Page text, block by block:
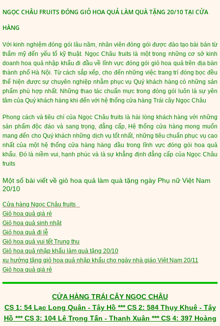
NGỌC CHÂU FRUITS ĐÓNG GIỎ HOA QUẢ LÀM QUÀ TẶNG 20/10 TẠI CỬA
HÀNG
Với kinh nghiệm đóng gói lâu năm, nhân viên đóng gói được đào tạo bài bản từ
thẩm mỹ đến yếu tố kỹ thuật. Ngọc Châu fruits là một trong những cơ sở kinh
doanh hoa quả nhập khẩu đi đầu về lĩnh vực đóng gói giỏ hoa quả trên địa bàn
thành phố Hà Nội. Từ cách sắp xếp, cho đến những việc trang trí đóng bọc đều
thể hiện được sự chuyên nghiệp nhằm phục vụ Quý khách hàng có những sản
phẩm phù hợp nhất. Những thao tác chuẩn mực trong đóng gói luôn là sự yên
tâm của Quý khách hàng khi đến với hệ thống cửa hàng Trái cây Ngọc Châu
Phong cách và tiêu chí của Ngọc Châu fruits là hài lòng khách hàng với những
sản phẩm độc đáo và sang trọng, đẳng cấp, Hệ thống cửa hàng mong muốn
mang đến cho Quý khách những dịch vụ tốt nhất, những tiêu chuẩn phục vụ cao
nhất của một hệ thống cửa hàng hàng đầu trong lĩnh vực đóng gói hoa quả
khẩu. Đó là niềm vui, hạnh phúc và là sự khẳng định đẳng cấp của Ngọc Châu
fruits
Một số bài viết về giỏ hoa quả làm quà tặng ngày Phụ nữ Việt Nam
20/10
Cửa hàng Ngọc Châu fruits
Giỏ hoa quả giá rẻ
Giỏ hoa quả sinh nhật
Giỏ hoa quả đi lễ
Giỏ hoa quả vui tết Trung thu
Giỏ hoa quả nhập khẩu làm quà tặng 20/10
xu hướng tặng giỏ hoa quả nhập khẩu cho ngày nhà giáo Việt Nam 20/11
Giỏ hoa quả giá rẻ
CỬA HÀNG TRÁI CÂY NGỌC CHÂU
CS 1: 54 Lạc Long Quân - Tây Hồ *** CS 2: 584 Thụy Khuê - Tây
Hồ *** CS 3: 104 Lê Trọng Tấn - Thanh Xuân *** CS 4: 397 Hoàng